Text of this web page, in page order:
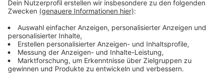
Zukünftig weniger Ratsmitglieder?
Anzeige
Die Einsparungen wären extrem: Von aktuell 15.600